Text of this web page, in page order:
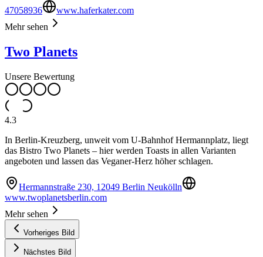
47058936
www.haferkater.com
Mehr sehen
Two Planets
Unsere Bewertung
4.3
In Berlin-Kreuzberg, unweit vom U-Bahnhof Hermannplatz, liegt
das Bistro Two Planets – hier werden Toasts in allen Varianten
angeboten und lassen das Veganer-Herz höher schlagen.
Hermannstraße 230, 12049 Berlin Neukölln
www.twoplanetsberlin.com
Mehr sehen
Vorheriges Bild
Nächstes Bild